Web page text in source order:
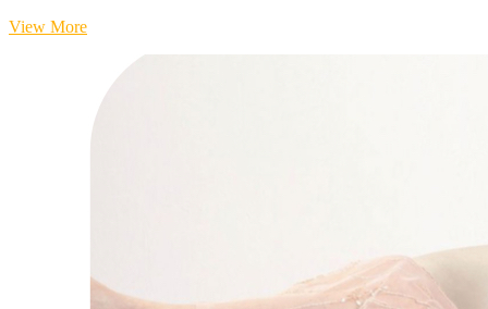
View MoreBach
musikalisches
„Familientreffen“